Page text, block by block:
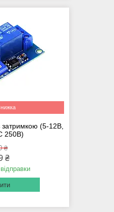
затримкою (5-12В,
250В)
₴
₴